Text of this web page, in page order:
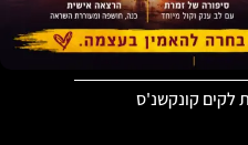
קונקשנ'ס